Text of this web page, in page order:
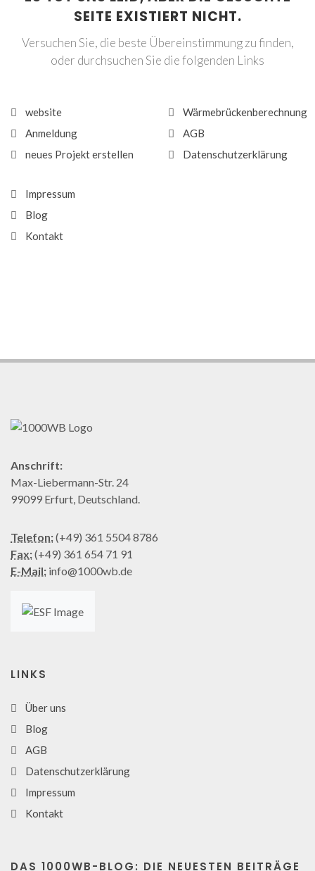
SEITE EXISTIERT NICHT.
Versuchen Sie, die beste Übereinstimmung zu finden,
oder durchsuchen Sie die folgenden Links
website
Anmeldung
neues Projekt erstellen
Wärmebrückenberechnung
AGB
Datenschutzerklärung
Impressum
Blog
Kontakt
Anschrift:
Max-Liebermann-Str. 24
99099 Erfurt, Deutschland.
Telefon:(+49) 361 5504 8786
Fax:(+49) 361 654 71 91
E-Mail: info@1000wb.de
LINKS
Über uns
Blog
AGB
Datenschutzerklärung
Impressum
Kontakt
DAS 1000WB-BLOG: DIE NEUESTEN BEITRÄGE